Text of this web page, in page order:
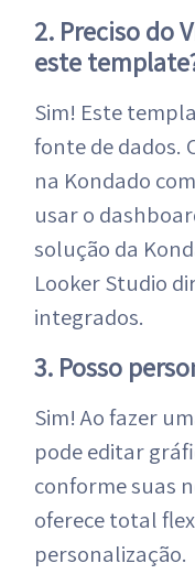
2. Preciso do
este
Sim! Este
fonte de dados.
na Kondado
usar o
solução da
Looker Studio
integrados.
3. Posso
Sim! Ao fazer
pode editar
conforme suas
oferece total
personalização.